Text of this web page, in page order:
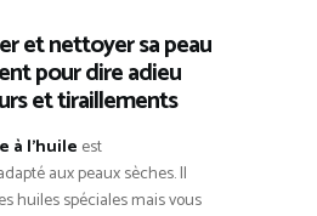
et nettoyer sa peau
pour dire adieu
et tiraillements
à l’huile est
aux peaux sèches. Il
huiles spéciales mais vous